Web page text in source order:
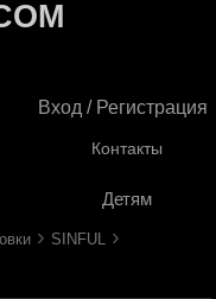
Вход / Регистрация
Контакты
Детям
› SINFUL ›